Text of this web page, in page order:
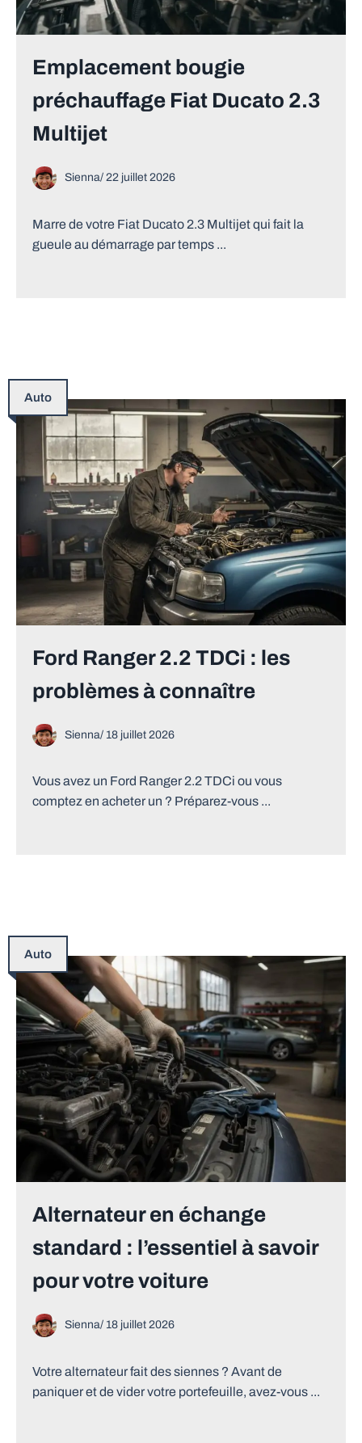
Emplacement bougie
préchauffage Fiat Ducato 2.3
Multijet
Sienna/ 22 juillet 2026
Marre de votre Fiat Ducato 2.3 Multijet qui fait la
gueule au démarrage par temps ...
Auto
Ford Ranger 2.2 TDCi : les
problèmes à connaître
Sienna/ 18 juillet 2026
Vous avez un Ford Ranger 2.2 TDCi ou vous
comptez en acheter un ? Préparez-vous ...
Auto
Alternateur en échange
standard : l’essentiel à savoir
pour votre voiture
Sienna/ 18 juillet 2026
Votre alternateur fait des siennes ? Avant de
paniquer et de vider votre portefeuille, avez-vous ...